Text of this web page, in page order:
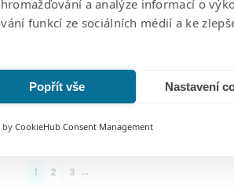
a analýze informací o
funkcí ze sociálních médií a ke
Popřít vše Nastavení
byCookieHub Consent Management
Page
1 Page
2 Page
3 …